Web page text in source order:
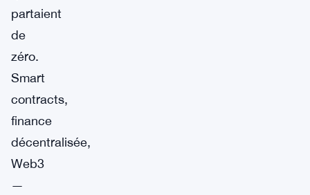
partaient
de
zéro.
Smart
contracts,
finance
décentralisée,
Web3
—